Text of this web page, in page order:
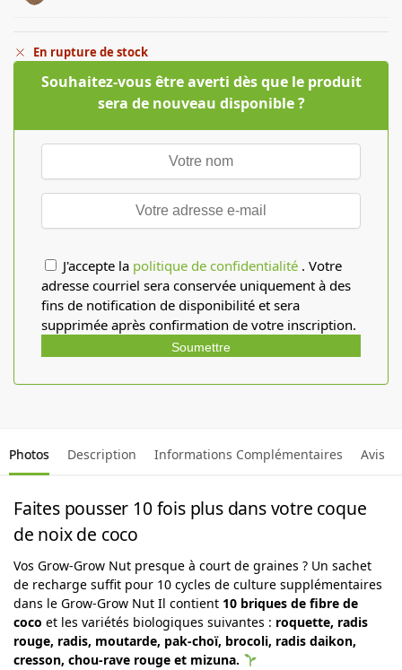
En rupture de stock
Souhaitez-vous être averti dès que le produit
sera de nouveau disponible ?
J'accepte la politique de confidentialité . Votre
adresse courriel sera conservée uniquement à des
fins de notification de disponibilité et sera
supprimée après confirmation de votre inscription.
Soumettre
Photos Description Informations Complémentaires Avis
Faites pousser 10 fois plus dans votre coque
de noix de coco
Vos Grow-Grow Nut presque à court de graines ? Un sachet
de recharge suffit pour 10 cycles de culture supplémentaires
dans le Grow-Grow Nut Il contient 10 briques de fibre de
coco et les variétés biologiques suivantes : roquette, radis
rouge, radis, moutarde, pak-choï, brocoli, radis daikon,
cresson, chou-rave rouge et mizuna.